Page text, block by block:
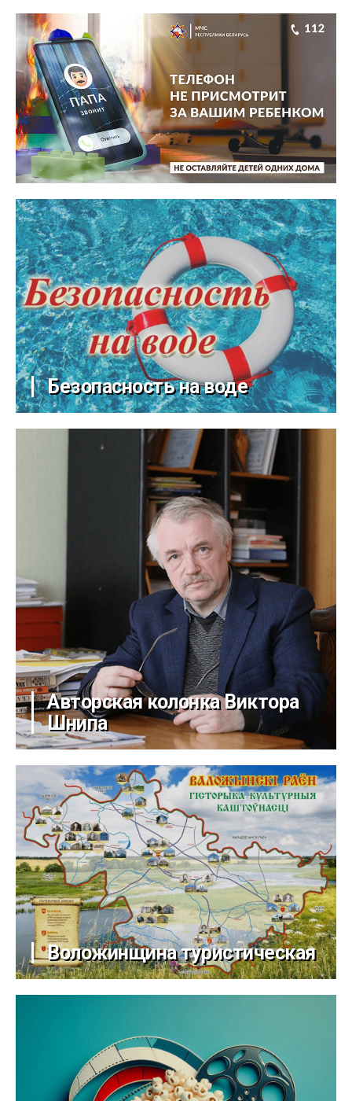
Безопасность на воде
Авторская колонка Виктора
Шнипа
Воложинщина туристическая